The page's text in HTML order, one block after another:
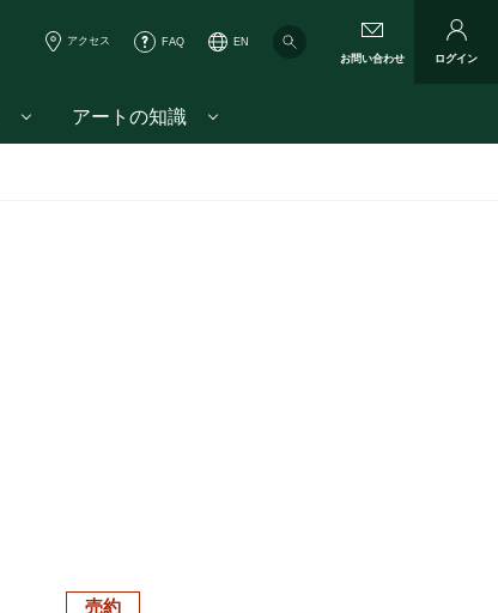
アクセス FAQ
EN
お問い合わせ
ログイン
アートの知識
売約